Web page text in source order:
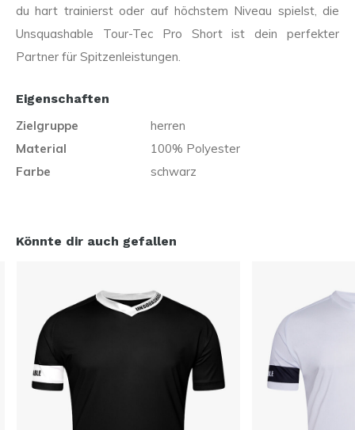
du hart trainierst oder auf höchstem Niveau spielst, die
Unsquashable Tour-Tec Pro Short ist dein perfekter
Partner für Spitzenleistungen.
Eigenschaften
Zielgruppe
herren
Material
100% Polyester
Farbe
schwarz
Könnte dir auch gefallen